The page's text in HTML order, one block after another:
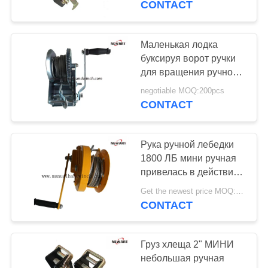
Инструменты
кабеля
стекловолокна
10
Тенсионер
гидравлического
пулера
19
CONTACT
Маленькая лодка
буксируя ворот ручки
для вращения ручной
лебедки 2 скоростей
ручной с кабелем/
negotiable MOQ:200pcs
CONTACT
Рука ручной лебедки
1800 ЛБ мини ручная
привелась в действие
ворот тормоза для
трейлера/конструкции
CONTACT
Груз хлеща 2" МИНИ
небольшая ручная